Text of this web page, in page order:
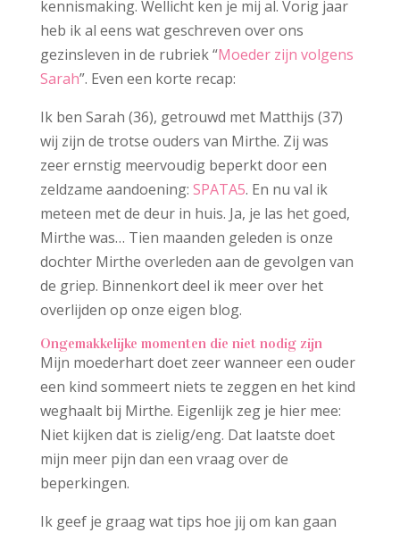
kennismaking. Wellicht ken je mij al. Vorig jaar
heb ik al eens wat geschreven over ons
gezinsleven in de rubriek “Moeder zijn volgens
Sarah”. Even een korte recap:
Ik ben Sarah (36), getrouwd met Matthijs (37)
wij zijn de trotse ouders van Mirthe. Zij was
zeer ernstig meervoudig beperkt door een
zeldzame aandoening: SPATA5. En nu val ik
meteen met de deur in huis. Ja, je las het goed,
Mirthe was… Tien maanden geleden is onze
dochter Mirthe overleden aan de gevolgen van
de griep. Binnenkort deel ik meer over het
overlijden op onze eigen blog.
Ongemakkelijke momenten die niet nodig zijn
Mijn moederhart doet zeer wanneer een ouder
een kind sommeert niets te zeggen en het kind
weghaalt bij Mirthe. Eigenlijk zeg je hier mee:
Niet kijken dat is zielig/eng. Dat laatste doet
mijn meer pijn dan een vraag over de
beperkingen.
Ik geef je graag wat tips hoe jij om kan gaan